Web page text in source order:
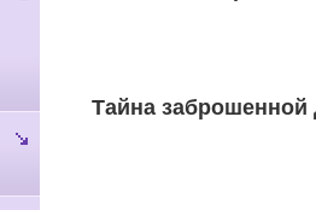
Тайна заброшенной